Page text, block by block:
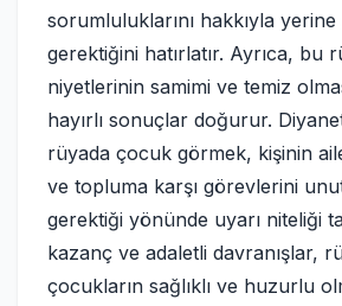
sorumluluklarını hakkıyla
gerektiğini hatırlatır. Ayrıca, bu
niyetlerinin samimi ve temiz
hayırlı sonuçlar doğurur.
rüyada çocuk görmek, kişinin
ve topluma karşı görevlerini
gerektiği yönünde uyarı niteliği
kazanç ve adaletli davranışlar,
çocukların sağlıklı ve huzurlu